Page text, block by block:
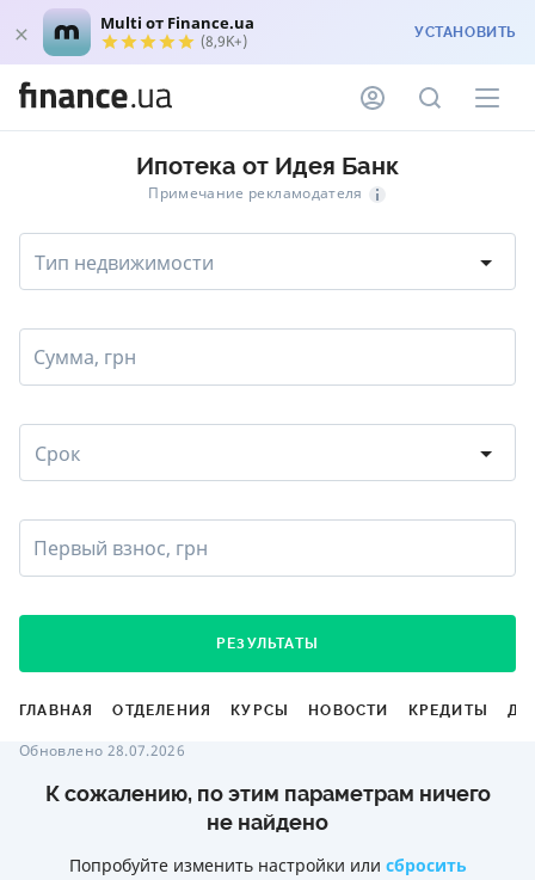
Multi от Finance.ua
(8,9K+) УСТАНОВИТЬ
Ипотека от Идея Банк
Примечание рекламодателя
Тип недвижимости
Сумма, грн
Срок
Первый взнос, грн
РЕЗУЛЬТАТЫ
ГЛАВНАЯ ОТДЕЛЕНИЯ КУРСЫ НОВОСТИ КРЕДИТЫ
Обновлено 28.07.2026
К сожалению, по этим параметрам ничего
не найдено
Попробуйте изменить настройки или сбросить